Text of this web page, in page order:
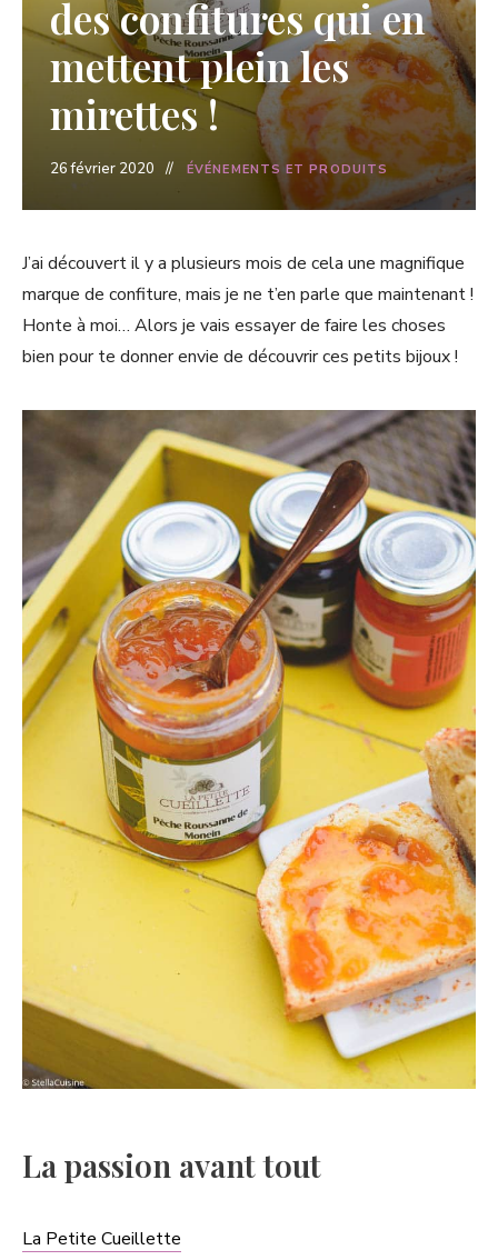
des confitures qui en
mettent plein les
mirettes !
26 février 2020 ÉVÉNEMENTS ET PRODUITS
J’ai découvert il y a plusieurs mois de cela une magnifique
marque de confiture, mais je ne t’en parle que maintenant !
Honte à moi… Alors je vais essayer de faire les choses
bien pour te donner envie de découvrir ces petits bijoux !
La passion avant tout
La Petite Cueillette